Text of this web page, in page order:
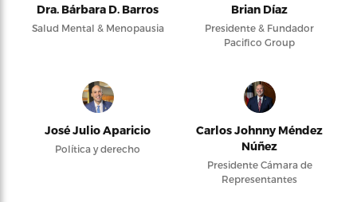
Dra. Bárbara D. Barros
Salud Mental & Menopausia
Brian Díaz
Presidente & Fundador
Pacifico Group
José Julio Aparicio
Política y derecho
Carlos Johnny Méndez
Núñez
Presidente Cámara de
Representantes